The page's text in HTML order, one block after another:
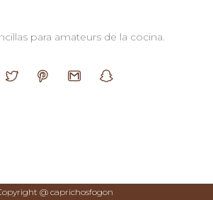
para amateurs de la cocina.
@caprichosfogon